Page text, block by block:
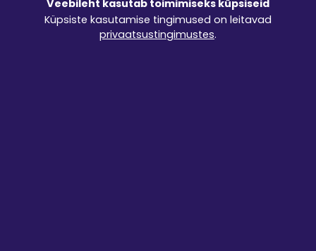
Lubatud rendiperiood: 30 minutit kuni 1 ööpäev
Veebileht kasutab toimimiseks küpsiseid
Küpsiste kasutamise tingimused on leitavad
privaatsustingimustes.